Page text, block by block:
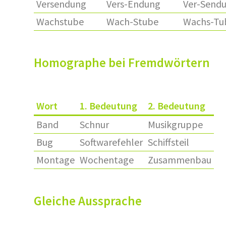
Versendung
Vers-Endung
Ver-
Wachstube
Wach-Stube Wachs-
Homographe bei Fremdwörtern
Wort 1. Bedeutung
2. Bedeutung
Band
Schnur
Musikgruppe
Bug
Softwarefehler Schiffsteil
Montage Wochentage Zusammenbau
Gleiche Aussprache